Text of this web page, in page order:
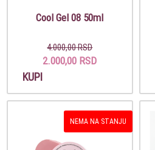
Cool Gel 08 50ml
4.000,00 RSD
2.000,00 RSD
KUPI
NEMA NA STANJU